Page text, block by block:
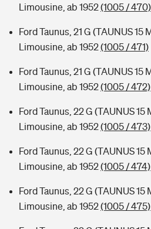
Limousine, ab 1952(1005 / 470)
Ford Taunus, 21 G (TAUNUS 15
Limousine, ab 1952(1005 / 471)
Ford Taunus, 21 G (TAUNUS 15
Limousine, ab 1952(1005 / 472)
Ford Taunus, 22 G (TAUNUS 15
Limousine, ab 1952(1005 / 473)
Ford Taunus, 22 G (TAUNUS 15
Limousine, ab 1952(1005 / 474)
Ford Taunus, 22 G (TAUNUS 15
Limousine, ab 1952(1005 / 475)